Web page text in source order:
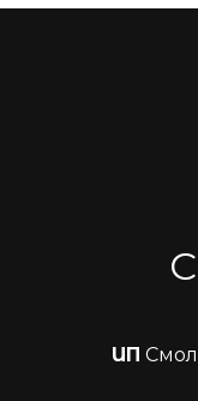
ИП